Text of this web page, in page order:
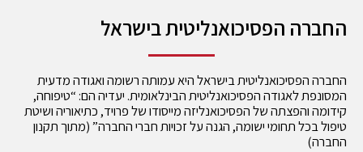
החברה הפסיכואנליטית בישראל
החברה הפסיכואנליטית בישראל היא עמותה רשומה ואגודה מדעית
המסונפת לאגודה הפסיכואנליטית הבינלאומית. יעדיה הם: “טיפוחה,
קידומה והפצתה של הפסיכואנליזה מייסודו של פרויד, כתיאוריה ושיטת
טיפול בכל תחומי ישומה, הגנה על זכויות חברי החברה” (מתוך תקנון
החברה)